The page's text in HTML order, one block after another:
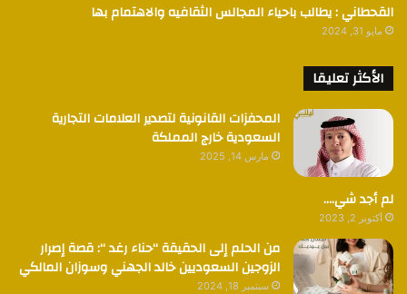
القحطاني : يطالب باحياء المجالس الثقافيه والاهتمام بها
مايو 31, 2024
الأكثر تعليقا
المحفزات القانونية لتصدير العلامات التجارية
السعودية خارج المملكة
مارس 14, 2025
لم أجد شي….
أكتوبر 2, 2023
من الحلم إلى الحقيقة “حناء رغد “: قصة إصرار
الزوجين السعوديين خالد الجهني وسوزان المالكي
سبتمبر 18, 2024